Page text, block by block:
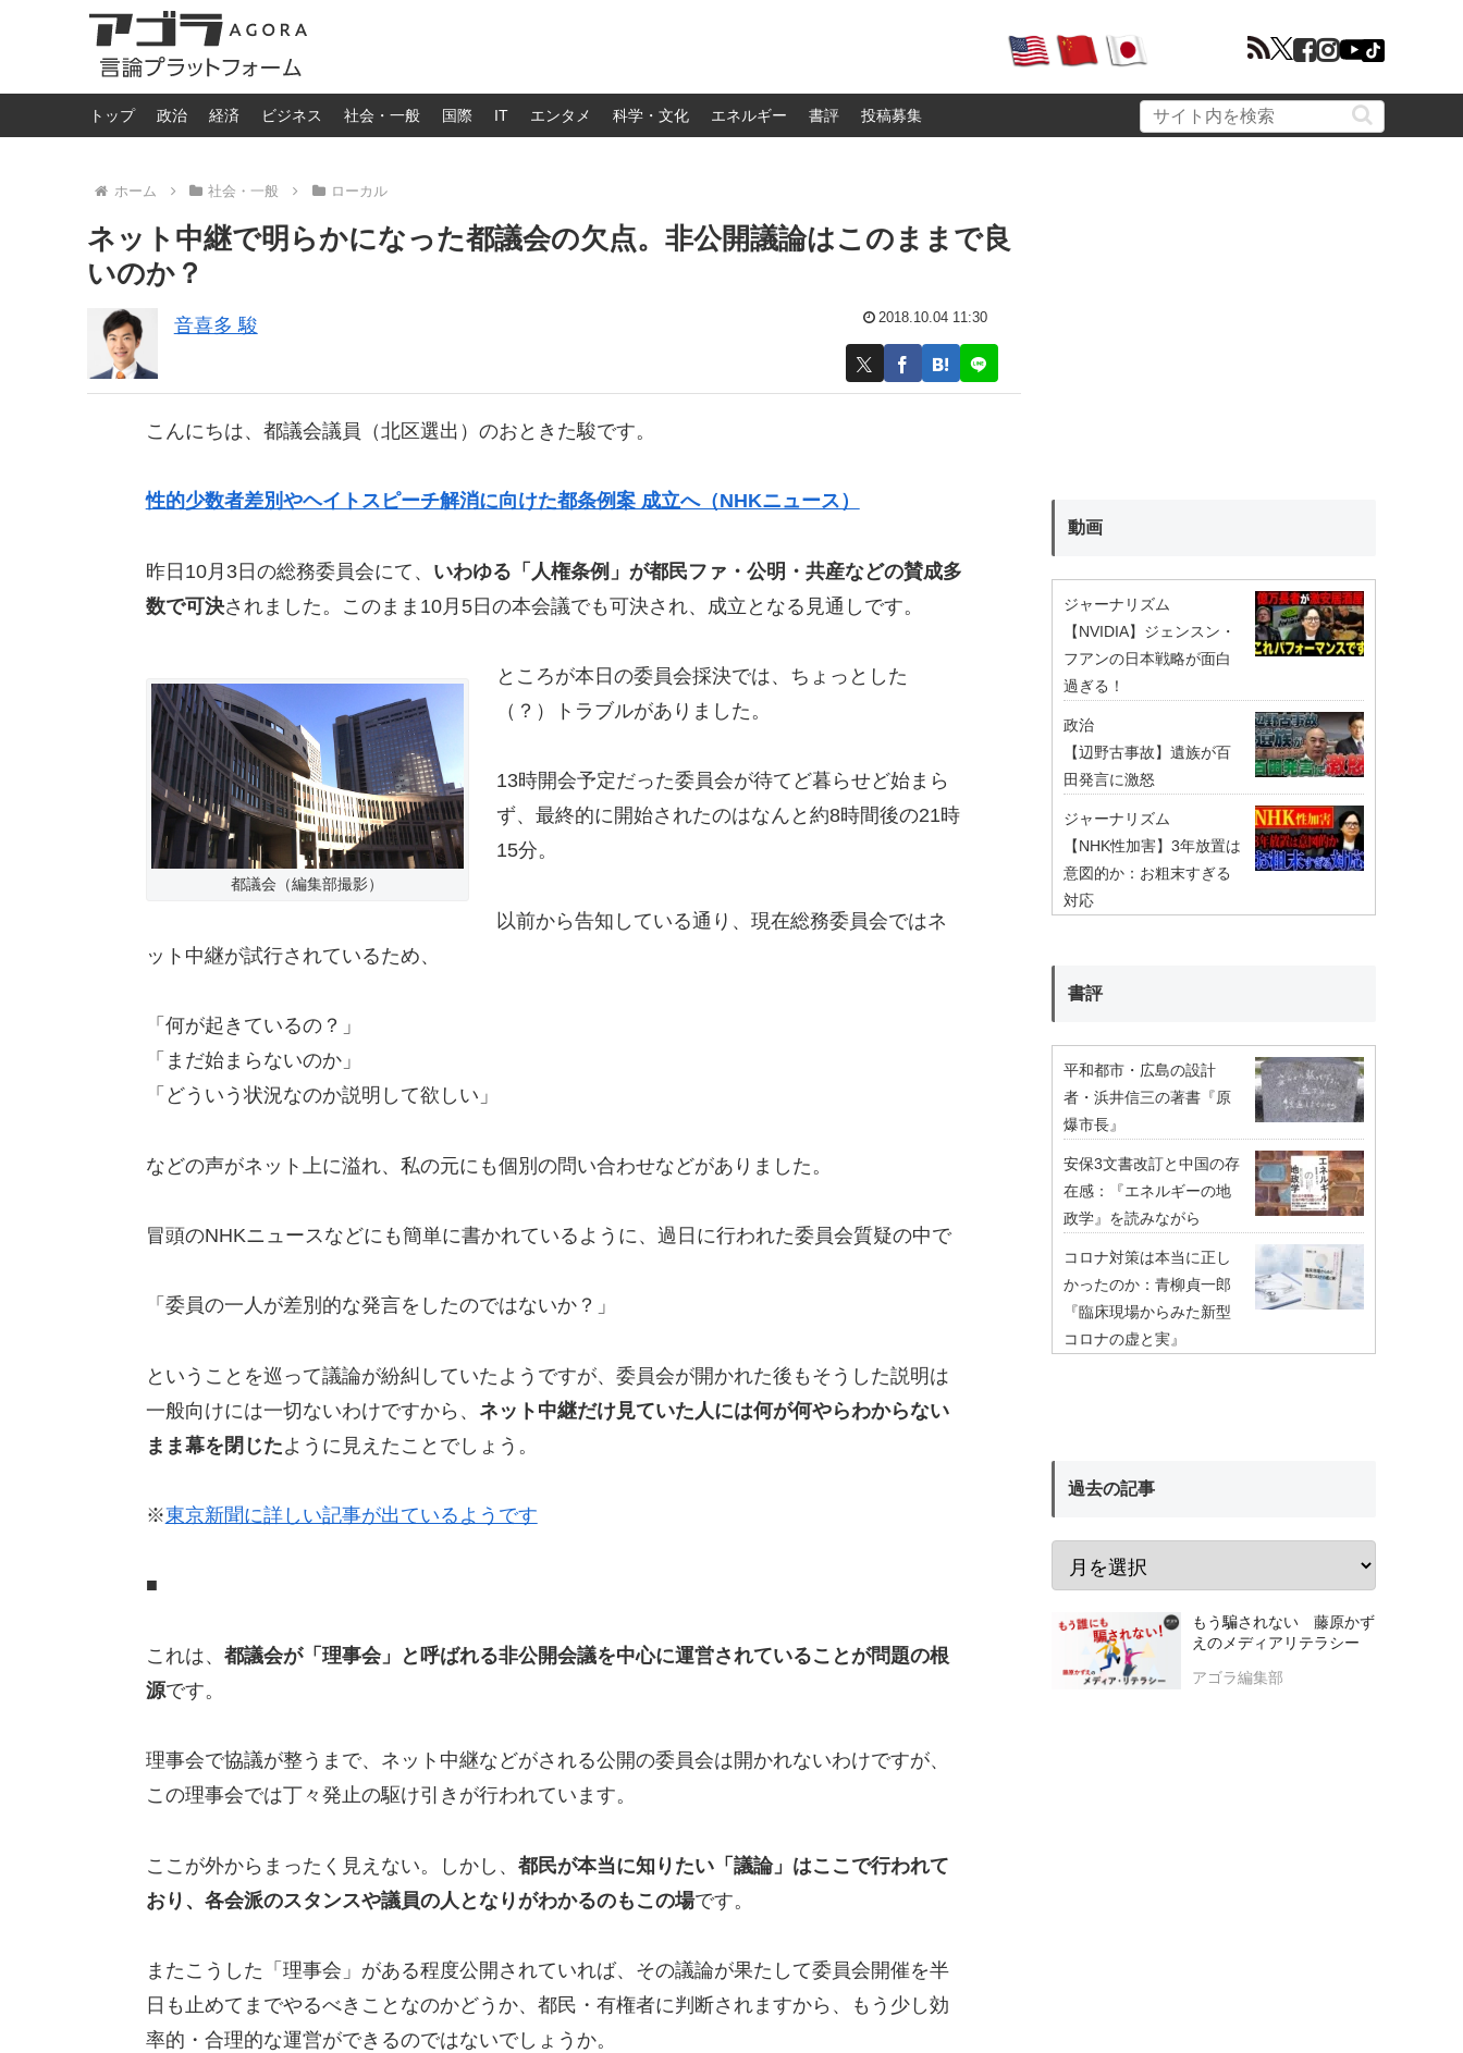
トップ 政治 経済 ビジネス 社会・一般 国際 IT エンタメ 科学・文化 エネルギー 書評 投稿募集
ホーム 社会・一般 ローカル
ネット中継で明らかになった都議会の欠点。非公開議論はこのままで良
いのか？
音喜多 駿 2018.10.04 11:30
こんにちは、都議会議員（北区選出）のおときた駿です。
性的少数者差別やヘイトスピーチ解消に向けた都条例案 成立へ（NHKニュース）
昨日10月3日の総務委員会にて、 いわゆる「人権条例」が都民ファ・公明・共産などの賛成多
数で可決されました。このまま10月5日の本会議でも可決され、成立となる見通しです。
都議会（編集部撮影）
ところが本日の委員会採決では、ちょっとした
（？）トラブルがありました。
13時開会予定だった委員会が待てど暮らせど始まら
ず、最終的に開始されたのはなんと約8時間後の21時
15分。
以前から告知している通り、現在総務委員会ではネ
ット中継が試行されているため、
「何が起きているの？」
「まだ始まらないのか」
「どういう状況なのか説明して欲しい」
などの声がネット上に溢れ、私の元にも個別の問い合わせなどがありました。
冒頭のNHKニュースなどにも簡単に書かれているように、過日に行われた委員会質疑の中で
「委員の一人が差別的な発言をしたのではないか？」
ということを巡って議論が紛糾していたようですが、委員会が開かれた後もそうした説明は
一般向けには一切ないわけですから、 ネット中継だけ見ていた人には何が何やらわからない
まま幕を閉じたように見えたことでしょう。
※東京新聞に詳しい記事が出ているようです
■
これは、 都議会が「理事会」と呼ばれる非公開会議を中心に運営されていることが問題の根
源です。
理事会で協議が整うまで、ネット中継などがされる公開の委員会は開かれないわけですが、
この理事会では丁々発止の駆け引きが行われています。
ここが外からまったく見えない。しかし、 都民が本当に知りたい「議論」はここで行われて
おり、各会派のスタンスや議員の人となりがわかるのもこの場です。
またこうした「理事会」がある程度公開されていれば、その議論が果たして委員会開催を半
日も止めてまでやるべきことなのかどうか、都民・有権者に判断されますから、もう少し効
率的・合理的な運営ができるのではないでしょうか。
動画
ジャーナリズム
【NVIDIA】ジェンスン・
フアンの日本戦略が面白
過ぎる！
政治
【辺野古事故】遺族が百
田発言に激怒
ジャーナリズム
【NHK性加害】3年放置は
意図的か：お粗末すぎる
対応
書評
平和都市・広島の設計
者・浜井信三の著書『原
爆市長』
安保3文書改訂と中国の存
在感：『エネルギーの地
政学』を読みながら
コロナ対策は本当に正し
かったのか：青柳貞一郎
『臨床現場からみた新型
コロナの虚と実』
過去の記事
もう騙されない 藤原かず
えのメディアリテラシー
アゴラ編集部